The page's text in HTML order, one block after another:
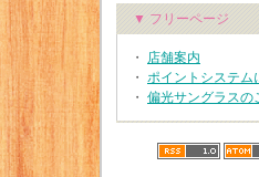
▼ フリーページ
・ 店舗案内
・ ポイントシステム
・ 偏光サングラスの